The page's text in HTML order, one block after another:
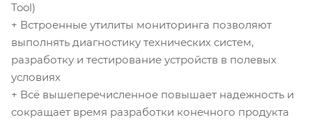
Tool)
+ Встроенные утилиты мониторинга позволяют
выполнять диагностику технических систем,
разработку и тестирование устройств в полевых
условиях
+ Всё вышеперечисленное повышает надежность и
сокращает время разработки конечного продукта